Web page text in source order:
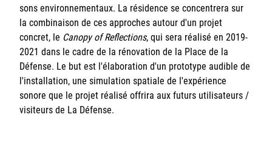
sons environnementaux. La résidence se concentrera sur
la combinaison de ces approches autour d'un projet
concret, le Canopy of Reflections, qui sera réalisé en 2019-
2021 dans le cadre de la rénovation de la Place de la
Défense. Le but est l'élaboration d'un prototype audible de
l'installation, une simulation spatiale de l'expérience
sonore que le projet réalisé offrira aux futurs utilisateurs /
visiteurs de La Défense.